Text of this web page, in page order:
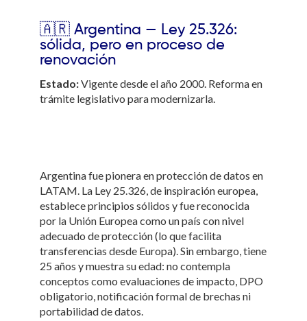
🇦🇷 Argentina — Ley 25.326:
sólida, pero en proceso de
renovación
Estado:Vigente desde el año 2000. Reforma en
trámite legislativo para modernizarla.
Argentina fue pionera en protección de datos en
LATAM. La Ley 25.326, de inspiración europea,
establece principios sólidos y fue reconocida
por la Unión Europea como un país con nivel
adecuado de protección (lo que facilita
transferencias desde Europa). Sin embargo, tiene
25 años y muestra su edad: no contempla
conceptos como evaluaciones de impacto, DPO
obligatorio, notificación formal de brechas ni
portabilidad de datos.